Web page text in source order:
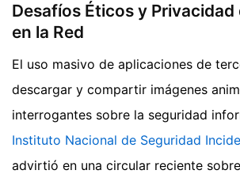
Desafíos Éticos y Privacidad
en la Red
El uso masivo de aplicaciones de
descargar y compartir imágenes
interrogantes sobre la seguridad
Instituto Nacional de Seguridad
advirtió en una circular reciente